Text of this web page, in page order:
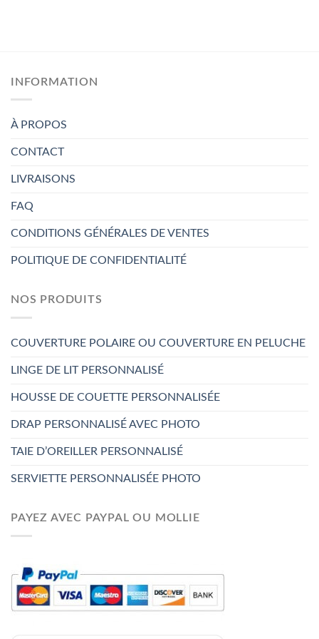
INFORMATION
À PROPOS
CONTACT
LIVRAISONS
FAQ
CONDITIONS GÉNÉRALES DE VENTES
POLITIQUE DE CONFIDENTIALITÉ
NOS PRODUITS
COUVERTURE POLAIRE OU COUVERTURE EN PELUCHE
LINGE DE LIT PERSONNALISÉ
HOUSSE DE COUETTE PERSONNALISÉE
DRAP PERSONNALISÉ AVEC PHOTO
TAIE D’OREILLER PERSONNALISÉ
SERVIETTE PERSONNALISÉE PHOTO
PAYEZ AVEC PAYPAL OU MOLLIE